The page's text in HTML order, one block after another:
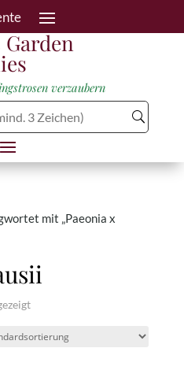
verzaubern
mit „Paeonia x